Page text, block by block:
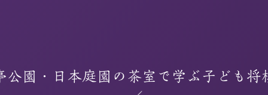
公園・日本庭園の茶室で学ぶ子ども将